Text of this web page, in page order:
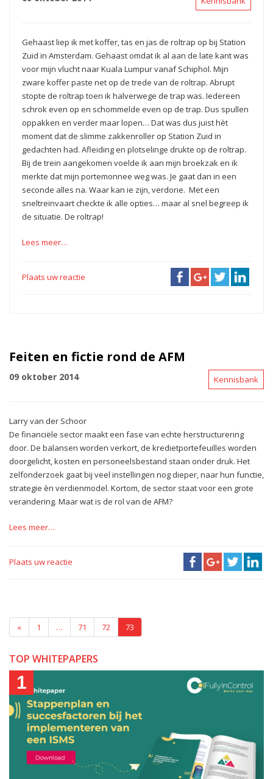
Gehaast liep ik met koffer, tas en jas de roltrap op bij Station
Zuid in Amsterdam. Gehaast omdat ik al aan de late kant was
voor mijn vlucht naar Kuala Lumpur vanaf Schiphol. Mijn
zware koffer paste net op de trede van de roltrap. Abrupt
stopte de roltrap toen ik halverwege de trap was. Iedereen
schrok even op en schommelde even op de trap. Dus spullen
oppakken en verder maar lopen… Dat was dus juist hèt
moment dat de slimme zakkenroller op Station Zuid in
gedachten had. Afleiding en plotselinge drukte op de roltrap.
Bij de trein aangekomen voelde ik aan mijn broekzak en ik
merkte dat mijn portemonnee weg was. Je gaat dan in een
seconde alles na. Waar kan ie zijn, verdorie. Met een
sneltreinvaart checkte ik alle opties… maar al snel begreep ik
de situatie. De roltrap!
Lees meer…
Plaats uw reactie
Feiten en fictie rond de AFM
09 oktober 2014 Kennisbank
Larry van der Schoor
De financiële sector maakt een fase van echte herstructurering
door. De balansen worden verkort, de kredietportefeuilles worden
doorgelicht, kosten en personeelsbestand staan onder druk. Het
zelfonderzoek gaat bij veel instellingen nog dieper, naar hun functie,
strategie èn verdienmodel. Kortom, de sector staat voor een grote
verandering. Maar wat is de rol van de AFM?
Lees meer…
Plaats uw reactie
« 1 … 71 72 73
TOP WHITEPAPERS
1